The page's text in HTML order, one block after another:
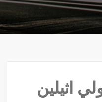
اثيلين